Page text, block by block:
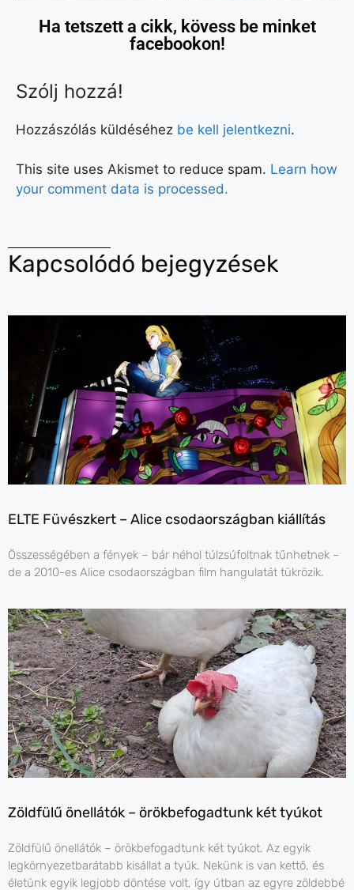
Ha tetszett a cikk, kövess be minket
facebookon!
Szólj hozzá!
Hozzászólás küldéséhez be kell jelentkezni.
This site uses Akismet to reduce spam. Learn how
your comment data is processed.
Kapcsolódó bejegyzések
ELTE Füvészkert – Alice csodaországban kiállítás
Összességében a fények – bár néhol túlzsúfoltnak tűnhetnek –
de a 2010-es Alice csodaországban film hangulatát tükrözik.
Zöldfülű önellátók – örökbefogadtunk két tyúkot
Zöldfülű önellátók – örökbefogadtunk két tyúkot. Az egyik
legkörnyezetbarátabb kisállat a tyúk. Nekünk is van kettő, és
életünk egyik legjobb döntése volt, így útban az egyre zöldebbé